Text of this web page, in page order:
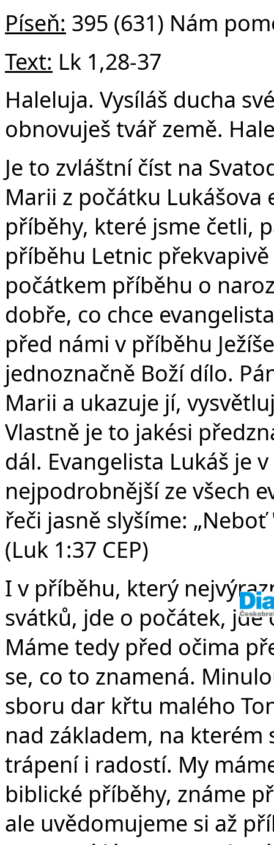
Píseň: 395 (631) Nám
Text: Lk 1,28-37
Haleluja. Vysíláš ducha
obnovuješ tvář země.
Je to zvláštní číst na
Marii z počátku Lukášova
příběhy, které jsme četli,
příběhu Letnic
počátkem příběhu o
dobře, co chce
před námi v příběhu
jednoznačně Boží dílo.
Marii a ukazuje jí,
Vlastně je to jakési
dál. Evangelista Lukáš je
nejpodrobnější ze všech
řeči jasně slyšíme:
(Luk 1:37 CEP)
I v příběhu, který
svátků, jde o počátek,
Máme tedy před očima
se, co to znamená.
sboru dar křtu malého
nad základem, na
trápení i radostí. My
biblické příběhy, známe
ale uvědomujeme si až